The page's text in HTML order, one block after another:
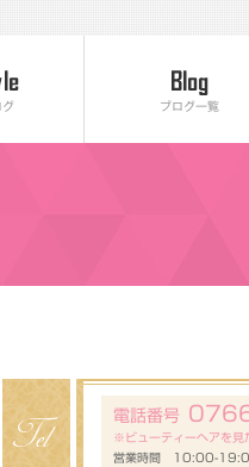
ブログ一覧
グ
電話番号
※ビューティーヘアを見
営業時間 10:00-